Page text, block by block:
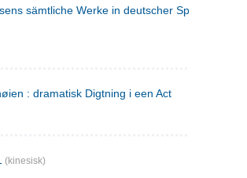
sämtliche Werke in deutscher Sprache. 2
: dramatisk Digtning i een Act
(kinesisk)